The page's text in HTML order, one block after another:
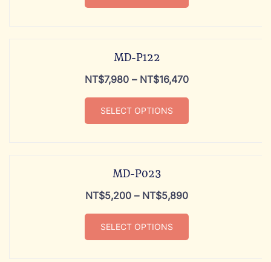
MD-P122
NT$7,980 – NT$16,470
SELECT OPTIONS
MD-P023
NT$5,200 – NT$5,890
SELECT OPTIONS